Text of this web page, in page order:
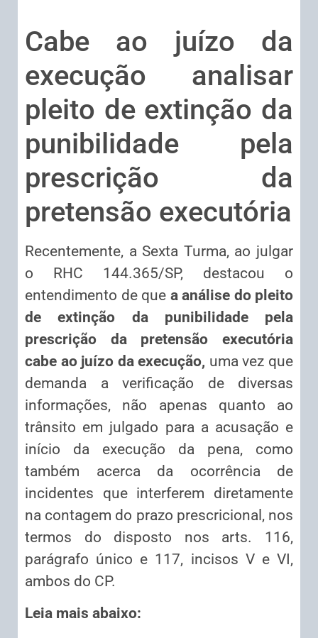
Cabe ao juízo da
execução analisar
pleito de extinção da
punibilidade pela
prescrição da
pretensão executória
Recentemente, a Sexta Turma, ao julgar
o RHC 144.365/SP, destacou o
entendimento de que a análise do pleito
de extinção da punibilidade pela
prescrição da pretensão executória
cabe ao juízo da execução, uma vez que
demanda a verificação de diversas
informações, não apenas quanto ao
trânsito em julgado para a acusação e
início da execução da pena, como
também acerca da ocorrência de
incidentes que interferem diretamente
na contagem do prazo prescricional, nos
termos do disposto nos arts. 116,
parágrafo único e 117, incisos V e VI,
ambos do CP.
Leia mais abaixo: